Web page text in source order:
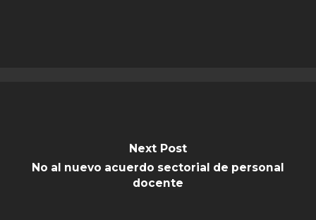
Next Post
No al nuevo acuerdo sectorial de personal
docente